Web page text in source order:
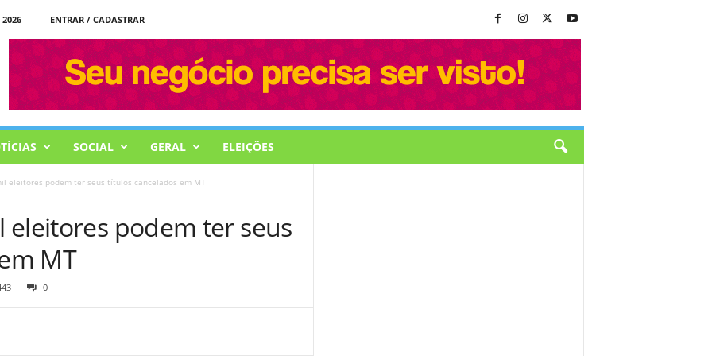
ENTRAR / CADASTRAR
SOCIAL GERAL ELEIÇÕES
eleitores podem ter seus títulos cancelados em MT
eleitores podem ter seus
MT
0